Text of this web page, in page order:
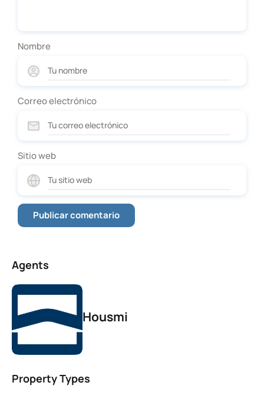
Nombre
Correo electrónico
Sitio web
Agents
Housmi
Property Types